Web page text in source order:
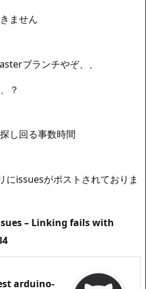
ません
ブランチやぞ、、
？
し回る事数時間
issuesがポストされておりま
– Linking fails with
arduino-